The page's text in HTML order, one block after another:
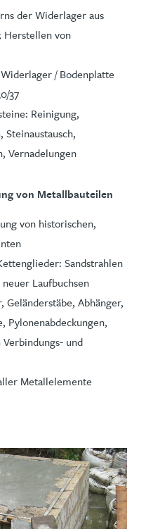
der Widerlager aus
Herstellen von
/ Bodenplatte
37
Reinigung,
Vernadelungen
von Metallbauteilen
von historischen,
Sandstrahlen
Laufbuchsen
Geländerstäbe, Abhänger,
Pylonenabdeckungen,
und
Metallelemente